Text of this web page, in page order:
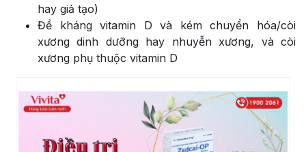
hay giả tạo)
Đề kháng vitamin D và kém chuyển hóa/còi
xương dinh dưỡng hay nhuyễn xương, và còi
xương phụ thuộc vitamin D